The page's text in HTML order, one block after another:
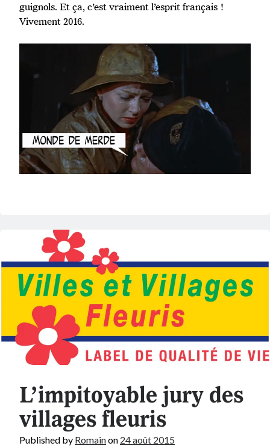
guignols. Et ça, c’est vraiment l’esprit français !
Vivement 2016.
L’impitoyable jury des
villages fleuris
Published by Romainon 24 août 2015